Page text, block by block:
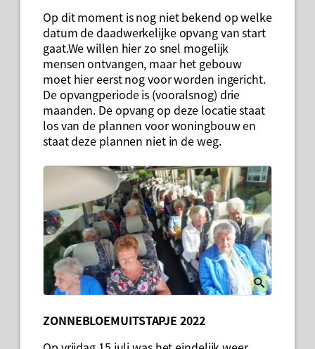
Op dit moment is nog niet bekend op welke
datum de daadwerkelijke opvang van start
gaat.We willen hier zo snel mogelijk
mensen ontvangen, maar het gebouw
moet hier eerst nog voor worden ingericht.
De opvangperiode is (vooralsnog) drie
maanden. De opvang op deze locatie staat
los van de plannen voor woningbouw en
staat deze plannen niet in de weg.
ZONNEBLOEMUITSTAPJE 2022